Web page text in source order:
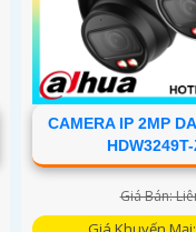
CAMERA IP 2MP
Giá Bán: